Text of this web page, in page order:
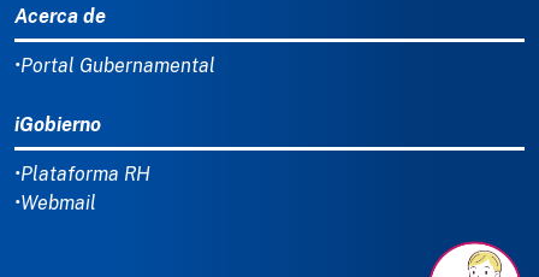
Acerca de
•Portal Gubernamental
iGobierno
•Plataforma RH
•Webmail